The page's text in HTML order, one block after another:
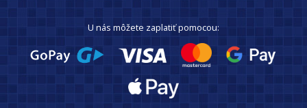
U nás môžete zaplatiť pomocou: